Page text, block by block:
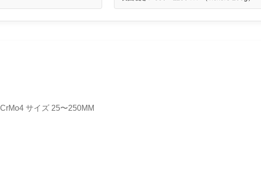
サイズ 25〜250MM